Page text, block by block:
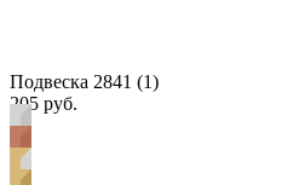
Подвеска 2841 (1)
205 руб.